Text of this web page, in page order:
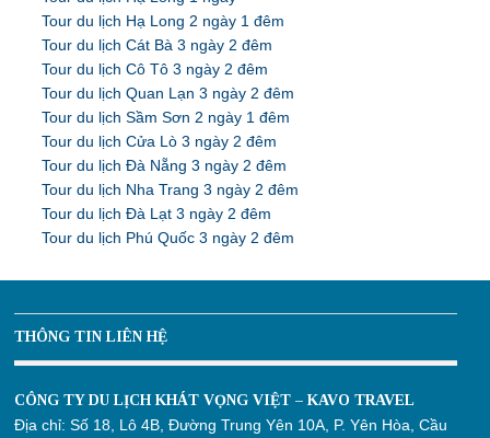
Tour du lịch Hạ Long 2 ngày 1 đêm
Tour du lịch Cát Bà 3 ngày 2 đêm
Tour du lịch Cô Tô 3 ngày 2 đêm
Tour du lịch Quan Lạn 3 ngày 2 đêm
Tour du lịch Sầm Sơn 2 ngày 1 đêm
Tour du lịch Cửa Lò 3 ngày 2 đêm
Tour du lịch Đà Nẵng 3 ngày 2 đêm
Tour du lịch Nha Trang 3 ngày 2 đêm
Tour du lịch Đà Lạt 3 ngày 2 đêm
Tour du lịch Phú Quốc 3 ngày 2 đêm
THÔNG TIN LIÊN HỆ
CÔNG TY DU LỊCH KHÁT VỌNG VIỆT – KAVO TRAVEL
Địa chỉ:Số 18, Lô 4B, Đường Trung Yên 10A, P. Yên Hòa, Cầu